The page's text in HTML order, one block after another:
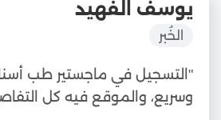
يوسف الفهيد
الخُبر
"التسجيل في ماجستير طب
وسريع، والموقع فيه كل